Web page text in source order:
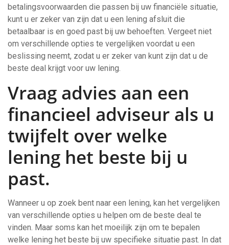
betalingsvoorwaarden die passen bij uw financiële situatie,
kunt u er zeker van zijn dat u een lening afsluit die
betaalbaar is en goed past bij uw behoeften. Vergeet niet
om verschillende opties te vergelijken voordat u een
beslissing neemt, zodat u er zeker van kunt zijn dat u de
beste deal krijgt voor uw lening.
Vraag advies aan een
financieel adviseur als u
twijfelt over welke
lening het beste bij u
past.
Wanneer u op zoek bent naar een lening, kan het vergelijken
van verschillende opties u helpen om de beste deal te
vinden. Maar soms kan het moeilijk zijn om te bepalen
welke lening het beste bij uw specifieke situatie past. In dat